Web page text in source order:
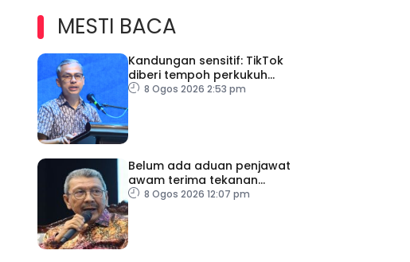
MESTI BACA
Kandungan sensitif: TikTok
diberi tempoh perkukuh
sistem moderasi
8 Ogos 2026 2:53 pm
Belum ada aduan penjawat
awam terima tekanan
daripada ahli politik
8 Ogos 2026 12:07 pm